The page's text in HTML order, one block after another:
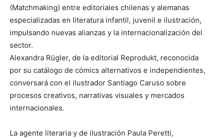
(Matchmaking) entre editoriales chilenas y alemanas
especializadas en literatura infantil, juvenil e ilustración,
impulsando nuevas alianzas y la internacionalización del
sector.
Alexandra Rügler, de la editorial Reprodukt, reconocida
por su catálogo de cómics alternativos e independientes,
conversará con el ilustrador Santiago Caruso sobre
procesos creativos, narrativas visuales y mercados
internacionales.
La agente literaria y de ilustración Paula Peretti,